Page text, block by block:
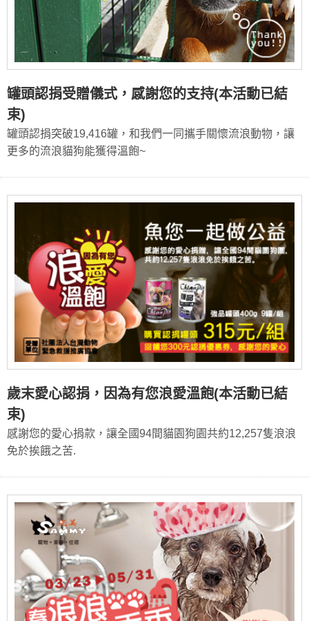
罐頭認捐受贈儀式，感謝您的支持(本活動已結
束)
罐頭認捐突破19,416罐，和我們一同攜手關懷流浪動物，讓
更多的流浪貓狗能獲得溫飽~
歲末愛心認捐，因為有您浪愛溫飽(本活動已結
束)
感謝您的愛心捐款，讓全國94間貓園狗園共約12,257隻浪浪
免於挨餓之苦.